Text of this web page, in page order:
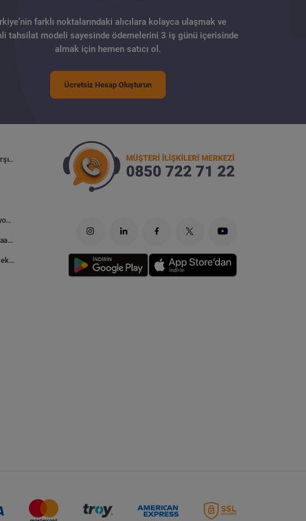
farklı noktalarındaki alıcılara kolayca ulaşmak ve
tahsilat modeli sayesinde ödemelerini 3 iş günü içerisinde
almak için hemen satıcı ol.
Ücretsiz Hesap Oluşturun
Gazbeton, Tuğla ve Bims Karşılaştırması: Hangisi Daha Avantajlı?
Maden Ocaklarında Operasyonel Verimlilik Nasıl Arttırılır?
Müteahhitler İçin Toptan İnşaat Malzemesi Satın Alma Rehberi
Maden Ocaklarında En Yüksek Gider Kalemleri Nelerdir?